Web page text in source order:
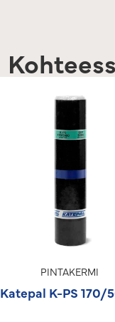
PINTAKERMI
Katepal K-PS 170/